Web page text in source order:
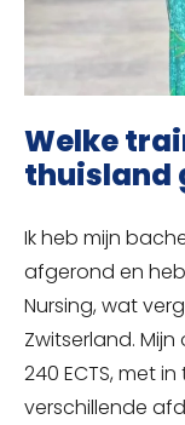
Welke
thuisland
Ik heb mijn
afgerond en
Nursing, wat
Zwitserland.
240 ECTS, met
verschillende